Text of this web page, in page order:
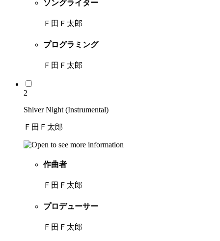
ソングライター
Ｆ田Ｆ太郎
プログラミング
Ｆ田Ｆ太郎
2
Shiver Night (Instrumental)
Ｆ田Ｆ太郎
作曲者
Ｆ田Ｆ太郎
プロデューサー
Ｆ田Ｆ太郎